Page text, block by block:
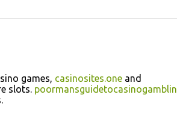
games, casinosites.oneand
slots.